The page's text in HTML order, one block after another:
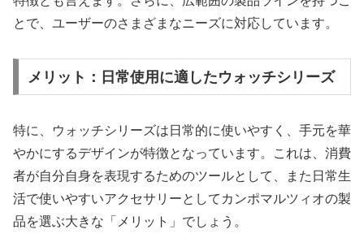
とで、ユーザーのさまざまなニーズに対応しています。
メリット：日常使用に適したウォッチシリーズ
特に、ウォッチシリーズは日常的に使いやすく、手元を華
やかにするデザインが特徴となっています。これは、消費
者が自分自身を表現するためのツールとして、また日常生
活で使いやすいアクセサリーとしてカンポマルツィオの製
品を選ぶ大きな「メリット」でしょう。